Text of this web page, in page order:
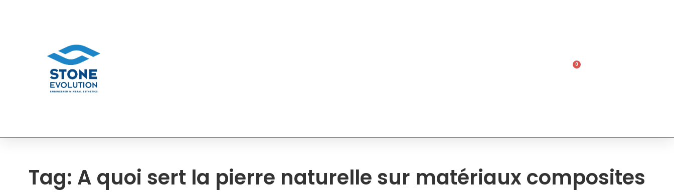
0
Tag: A quoi sert la pierre naturelle sur matériaux composites